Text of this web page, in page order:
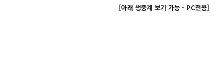
[아래 생중계 보기 가능 - PC전용]